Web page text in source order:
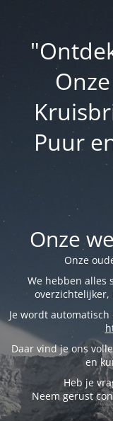
Puur
Onze
Onze
We hebben alles
overzichtelijker,
Je wordt
Daar vind je ons
en
Heb je
Neem gerust